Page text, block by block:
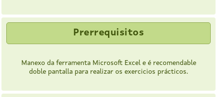
Prerrequisitos
Manexo da ferramenta Microsoft Excel e é recomendable
doble pantalla para realizar os exercicios prácticos.